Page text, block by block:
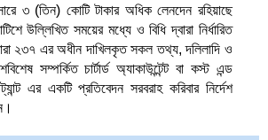
৩ (তিন) কোটি টাকার অধিক লেনদেন রহিয়াছে
উল্লিখিত সময়ের মধ্যে ও বিধি দ্বারা নির্ধারিত
২৩৭ এর অধীন দাখিলকৃত সকল তথ্য, দলিলাদি ও
সম্পর্কিত চার্টার্ড অ্যাকাউন্টেন্ট বা কস্ট এন্ড
এর একটি প্রতিবেদন সরবরাহ করিবার নির্দেশ